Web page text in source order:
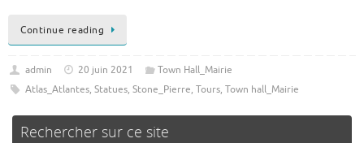
Continue reading
admin 20 juin 2021
Town Hall_Mairie
Atlas_Atlantes, Statues, Stone_Pierre, Tours, Town hall_Mairie
Rechercher sur ce site